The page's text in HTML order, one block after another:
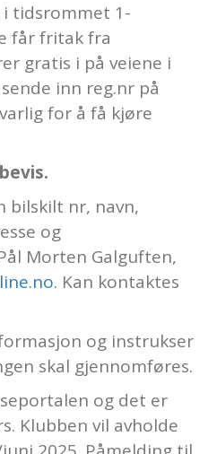
tidsrommet 1-
får fritak fra
gratis i på veiene i
inn reg.nr på
for å få kjøre
bilskilt nr, navn,
og
Morten Galguften,
. Kan kontaktes
og instrukser
skal gjennomføres.
og det er
Klubben vil avholde